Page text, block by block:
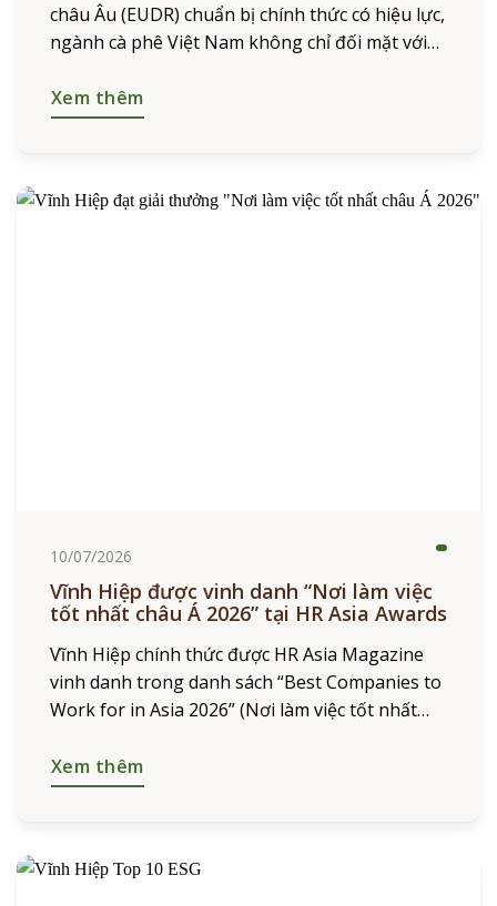
châu Âu (EUDR) chuẩn bị chính thức có hiệu lực,
ngành cà phê Việt Nam không chỉ đối mặt với
Xem thêm
10/07/2026
Vĩnh Hiệp được vinh danh “Nơi làm việc
tốt nhất châu Á 2026” tại HR Asia Awards
Vĩnh Hiệp chính thức được HR Asia Magazine
vinh danh trong danh sách “Best Companies to
Work for in Asia 2026” (Nơi làm việc tốt nhất
nỗ
Xem thêm